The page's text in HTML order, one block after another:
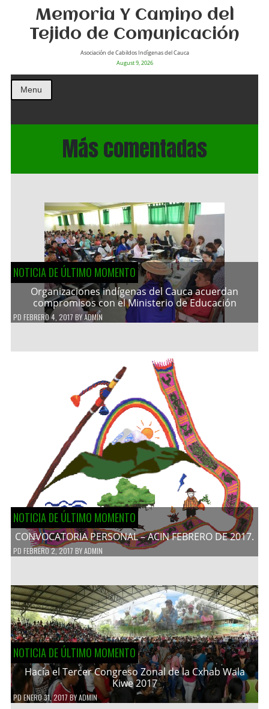
Memoria Y Camino del
Tejido de Comunicación
Asociación de Cabildos Indìgenas del Cauca
August 9, 2026
Menu
Más comentadas
NOTICIA DE ÚLTIMO MOMENTO
Organizaciones indígenas del Cauca acuerdan
compromisos con el Ministerio de Educación
PD FEBRERO 4, 2017 BYADMIN
NOTICIA DE ÚLTIMO MOMENTO
CONVOCATORIA PERSONAL – ACIN FEBRERO DE 2017.
PD FEBRERO 2, 2017 BYADMIN
NOTICIA DE ÚLTIMO MOMENTO
Hacía el Tercer Congreso Zonal de la Cxhab Wala
Kiwe 2017
PDENERO 31, 2017 BYADMIN